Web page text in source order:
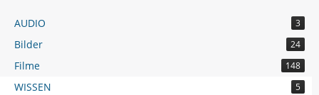
AUDIO 3
Bilder 24
Filme 148
WISSEN 5